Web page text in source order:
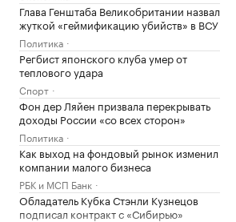
Глава Генштаба Великобритании назвал
жуткой «геймификацию убийств» в ВСУ
Политика
Регбист японского клуба умер от
теплового удара
Спорт
Фон дер Ляйен призвала перекрывать
доходы России «со всех сторон»
Политика
Как выход на фондовый рынок изменил
компании малого бизнеса
РБК и МСП Банк
Обладатель Кубка Стэнли Кузнецов
подписал контракт с «Сибирью»